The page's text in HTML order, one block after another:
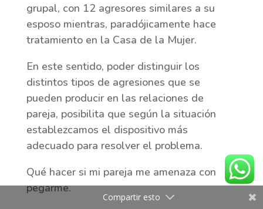
grupal, con 12 agresores similares a su
esposo mientras, paradójicamente hace
tratamiento en la Casa de la Mujer.
En este sentido, poder distinguir los
distintos tipos de agresiones que se
pueden producir en las relaciones de
pareja, posibilita que según la situación
establezcamos el dispositivo más
adecuado para resolver el problema.
Qué hacer si mi pareja me amenaza con
pegarme.
Compartir esto